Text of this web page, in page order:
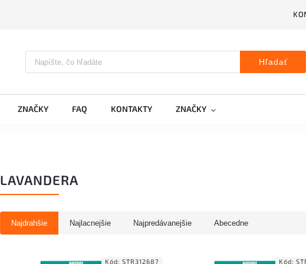
Hľadať
ZNAČKY FAQ KONTAKTY ZNAČKY
LAVANDERA
Najdrahšie Najlacnejšie Najpredávanejšie Abecedne
Kód:STR312687 Kód: